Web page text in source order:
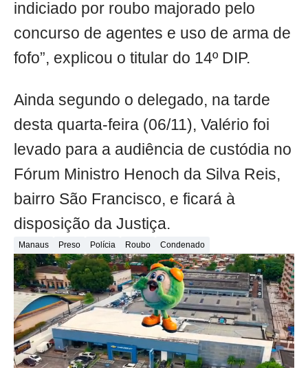
indiciado por roubo majorado pelo
concurso de agentes e uso de arma de
fofo”, explicou o titular do 14º DIP.
Ainda segundo o delegado, na tarde
desta quarta-feira (06/11), Valério foi
levado para a audiência de custódia no
Fórum Ministro Henoch da Silva Reis,
bairro São Francisco, e ficará à
disposição da Justiça.
Manaus Preso Polícia Roubo Condenado